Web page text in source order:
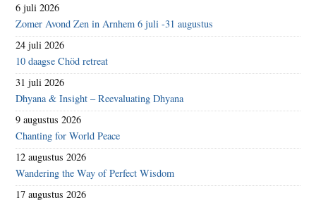
6 juli 2026
Zomer Avond Zen in Arnhem 6 juli -31 augustus
24 juli 2026
10 daagse Chöd retreat
31 juli 2026
Dhyana & Insight – Reevaluating Dhyana
9 augustus 2026
Chanting for World Peace
12 augustus 2026
Wandering the Way of Perfect Wisdom
17 augustus 2026